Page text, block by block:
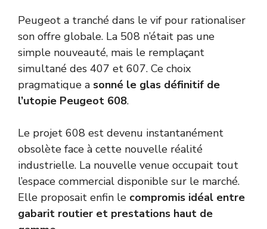
Peugeot a tranché dans le vif pour rationaliser
son offre globale. La 508 n’était pas une
simple nouveauté, mais le remplaçant
simultané des 407 et 607. Ce choix
pragmatique a sonné le glas définitif de
l’utopie Peugeot 608.
Le projet 608 est devenu instantanément
obsolète face à cette nouvelle réalité
industrielle. La nouvelle venue occupait tout
l’espace commercial disponible sur le marché.
Elle proposait enfin le compromis idéal entre
gabarit routier et prestations haut de